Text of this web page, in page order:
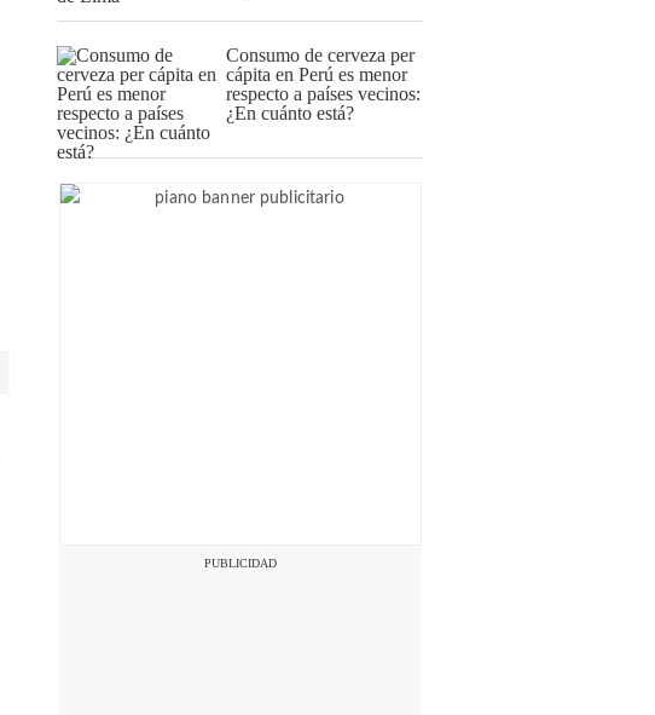
Consumo de cerveza per
cápita en Perú es menor
respecto a países vecinos:
¿En cuánto está?